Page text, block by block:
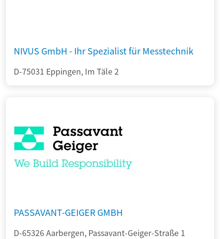
NIVUS GmbH - Ihr Spezialist für Messtechnik
D-75031 Eppingen, Im Täle 2
PASSAVANT-GEIGER GMBH
D-65326 Aarbergen, Passavant-Geiger-Straße 1